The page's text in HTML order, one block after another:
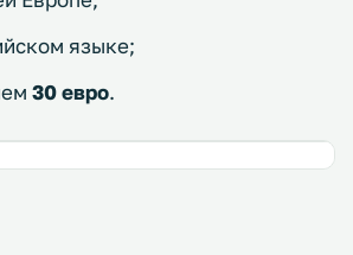
языке;
30 евро.